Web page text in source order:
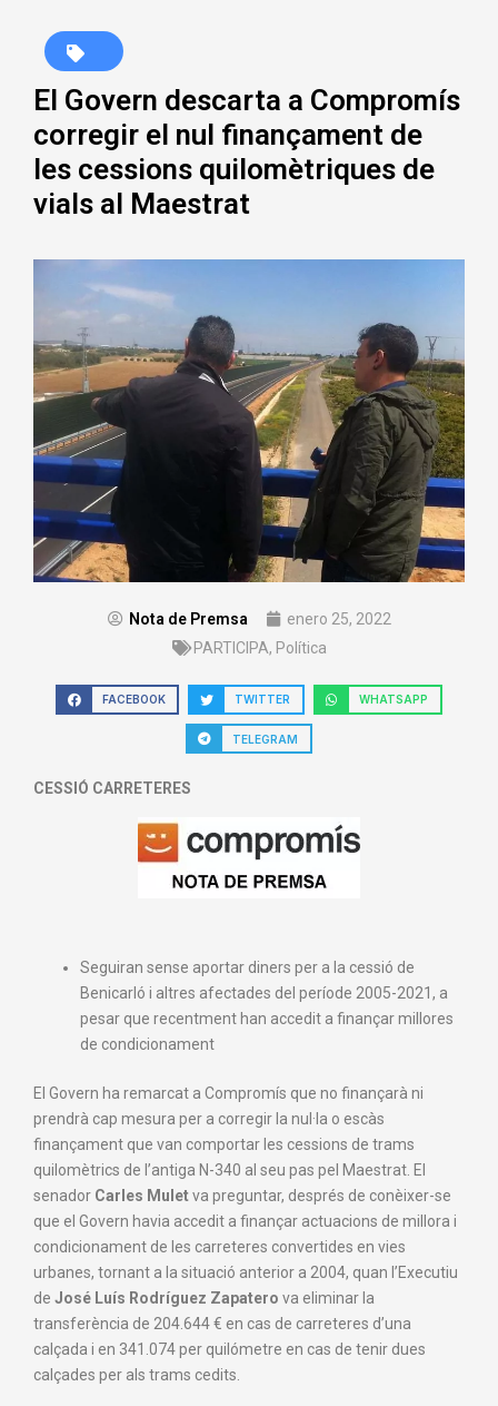
El Govern descarta a Compromís
corregir el nul finançament de
les cessions quilomètriques de
vials al Maestrat
Nota de Premsa
enero 25, 2022
PARTICIPA, Política
FACEBOOK TWITTER WHATSAPP
TELEGRAM
CESSIÓ CARRETERES
Seguiran sense aportar diners per a la cessió de
Benicarló i altres afectades del període 2005-2021, a
pesar que recentment han accedit a finançar millores
de condicionament
El Govern ha remarcat a Compromís que no finançarà ni
prendrà cap mesura per a corregir la nul·la o escàs
finançament que van comportar les cessions de trams
quilomètrics de l’antiga N-340 al seu pas pel Maestrat. El
senador Carles Muletva preguntar, després de conèixer-se
que el Govern havia accedit a finançar actuacions de millora i
condicionament de les carreteres convertides en vies
urbanes, tornant a la situació anterior a 2004, quan l’Executiu
de José Luís Rodríguez Zapatero va eliminar la
transferència de 204.644€ en cas de carreteres d’una
calçada i en 341.074 per quilómetre en cas de tenir dues
calçades per als trams cedits.